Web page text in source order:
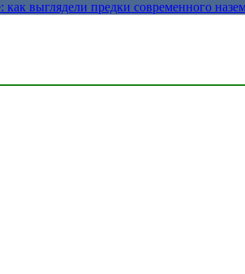
выглядели предки современного